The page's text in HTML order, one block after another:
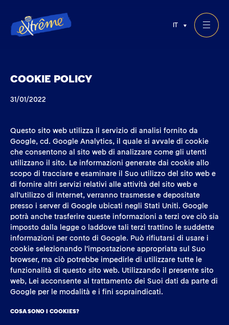
IT
COOKIE POLICY
31/01/2022
Questo sito web utilizza il servizio di analisi fornito da
Google, cd. Google Analytics, il quale si avvale di cookie
che consentono al sito web di analizzare come gli utenti
utilizzano il sito. Le informazioni generate dai cookie allo
scopo di tracciare e esaminare il Suo utilizzo del sito web e
di fornire altri servizi relativi alle attività del sito web e
all’utilizzo di Internet, verranno trasmesse e depositate
presso i server di Google ubicati negli Stati Uniti. Google
potrà anche trasferire queste informazioni a terzi ove ciò sia
imposto dalla legge o laddove tali terzi trattino le suddette
informazioni per conto di Google. Può rifiutarsi di usare i
cookie selezionando l’impostazione appropriata sul Suo
browser, ma ciò potrebbe impedirle di utilizzare tutte le
funzionalità di questo sito web. Utilizzando il presente sito
web, Lei acconsente al trattamento dei Suoi dati da parte di
Google per le modalità e i fini sopraindicati.
COSA SONO I COOKIES?